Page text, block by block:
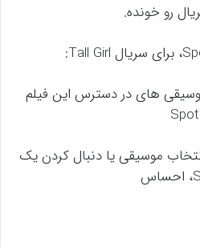
رو خونده.
های در دسترس این فیلم
موسیقی یا دنبال کردن یک